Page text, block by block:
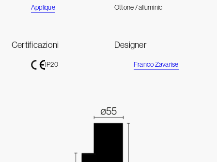
Applique Ottone / alluminio
Certificazioni
IP20
Designer
Franco Zavarise